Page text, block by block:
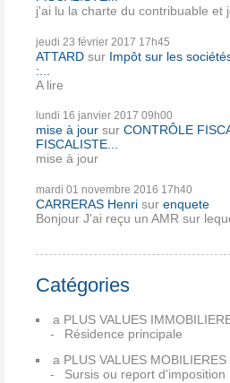
j'ai lu la charte du contribuable et
jeudi 23 février 2017 17h45
ATTARD sur Impôt sur les
:...
A lire
lundi 16 janvier 2017 09h00
mise à jour sur CONTRÔLE
FISCALISTE...
mise à jour
mardi 01 novembre 2016 17h40
CARRERAS Henri sur enquete
Bonjour J'ai reçu un AMR sur
Catégories
a PLUS VALUES
Résidence principale
a PLUS VALUES MOBILIERES
Sursis ou report d'imposition